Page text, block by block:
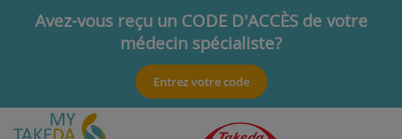
Avez-vous reçu un CODE D'ACCÈS de votre
médecin spécialiste?
Ce code vous donnera accès à de l'information spécifique.
Entrez votre code